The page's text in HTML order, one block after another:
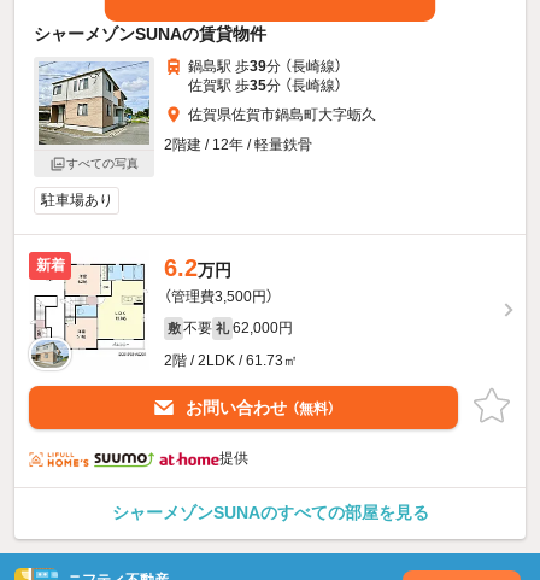
シャーメゾンSUNAの賃貸物件
すべての写真
鍋島駅 歩39分 （長崎線）
佐賀駅 歩35分 （長崎線）
佐賀県佐賀市鍋島町大字蛎久
2階建 / 12年 / 軽量鉄骨
駐車場あり
新着 6.2万円
（管理費3,500円）
敷 不要 礼 62,000円
2階 / 2LDK / 61.73㎡
お問い合わせ （無料）
提供
シャーメゾンSUNAのすべての部屋を見る